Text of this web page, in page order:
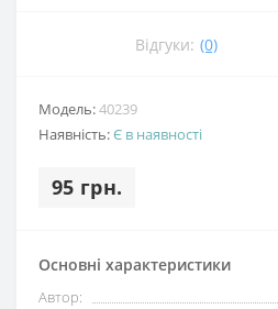
Відгуки: (0)
Модель:40239
Наявність:Є в наявності
95 грн.
Основні характеристики
Автор: